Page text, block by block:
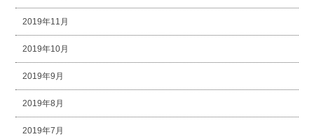
2019年11月
2019年10月
2019年9月
2019年8月
2019年7月